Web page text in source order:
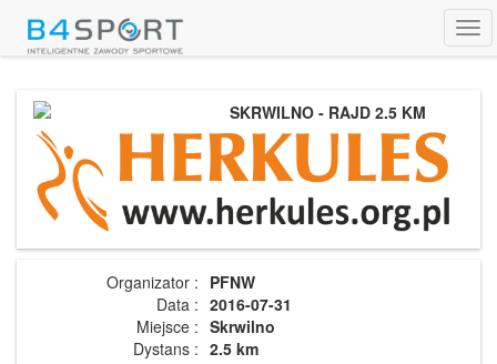
SKRWILNO - RAJD 2.5 KM
Organizator : PFNW
Data : 2016-07-31
Miejsce : Skrwilno
Dystans : 2.5 km